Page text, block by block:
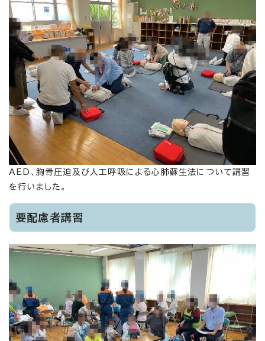
AED、胸骨圧迫及び人工呼吸による心肺蘇生法について講習
を行いました。
要配慮者講習